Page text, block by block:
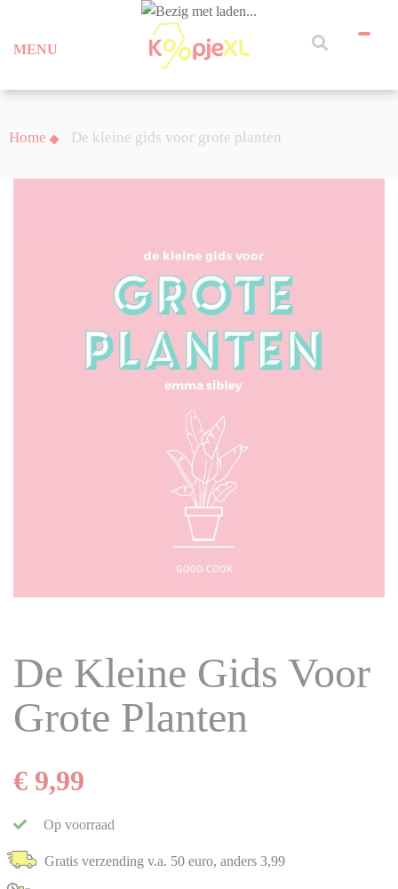
MENU
Home De kleine gids voor grote planten
De Kleine Gids Voor
Grote Planten
€ 9,99
Op voorraad
Gratis verzending v.a. 50 euro, anders 3,99